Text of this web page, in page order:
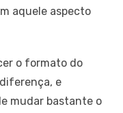
aquele aspecto
o formato do
e
mudar bastante o